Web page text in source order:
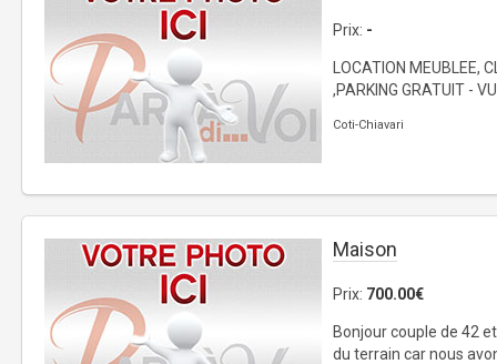
Prix: -
LOCATION MEUBLEE,
,PARKING GRATUIT -
Coti-Chiavari
Maison
Prix: 700.00€
Bonjour couple de 42
du terrain car nous